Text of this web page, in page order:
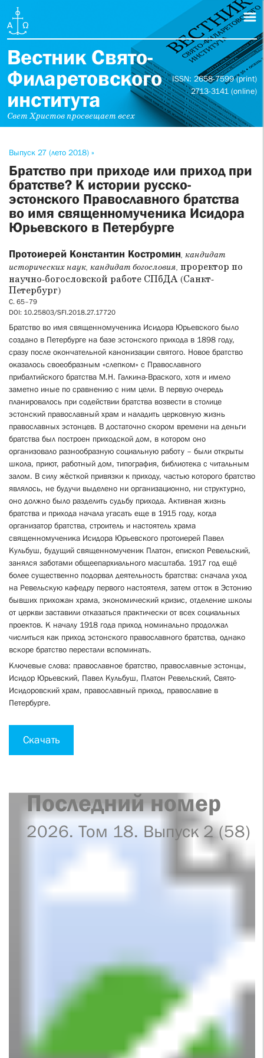
Вестник Свято-
Филаретовского
института
Свет Христов просвещает всех
ISSN: 2658-7599 (print)
2713-3141 (online)
Выпуск 27 (лето 2018) »
Братство при приходе или приход при
братстве? К истории русско-
эстонского Православного братства
во имя священномученика Исидора
Юрьевского в Петербурге
Протоиерей Константин Костромин, кандидат
исторических наук, кандидат богословия, проректор по
научно-богословской работе СПбДА (Санкт-
Петербург)
С. 65–79
DOI: 10.25803/SFI.2018.27.17720
Братство во имя священномученика Исидора Юрьевского было
создано в Петербурге на базе эстонского прихода в 1898 году,
сразу после окончательной канонизации святого. Новое братство
оказалось своеобразным «слепком» с Православного
прибалтийского братства М.Н. Галкина-Враского, хотя и имело
заметно иные по сравнению с ним цели. В первую очередь
планировалось при содействии братства возвести в столице
эстонский православный храм и наладить церковную жизнь
православных эстонцев. В достаточно скором времени на деньги
братства был построен приходской дом, в котором оно
организовало разнообразную социальную работу – были открыты
школа, приют, работный дом, типография, библиотека с читальным
залом. В силу жёсткой привязки к приходу, частью которого братство
являлось, не будучи выделено ни организационно, ни структурно,
оно должно было разделить судьбу прихода. Активная жизнь
братства и прихода начала угасать еще в 1915 году, когда
организатор братства, строитель и настоятель храма
священномученика Исидора Юрьевского протоиерей Павел
Кульбуш, будущий священномученик Платон, епископ Ревельский,
занялся заботами общеепархиального масштаба. 1917 год ещё
более существенно подорвал деятельность братства: сначала уход
на Ревельскую кафедру первого настоятеля, затем отток в Эстонию
бывших прихожан храма, экономический кризис, отделение школы
от церкви заставили отказаться практически от всех социальных
проектов. К началу 1918 года приход номинально продолжал
числиться как приход эстонского православного братства, однако
вскоре братство перестали вспоминать.
Ключевые слова: православное братство, православные эстонцы,
Исидор Юрьевский, Павел Кульбуш, Платон Ревельский, Свято-
Исидоровский храм, православный приход, православие в
Петербурге.
Скачать
Последний номер
2026. Том 18. Выпуск 2 (58)